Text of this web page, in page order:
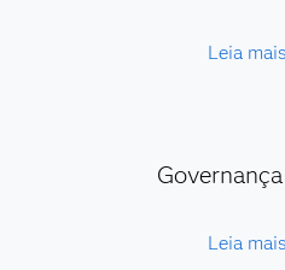
Leia mais
Leia mais